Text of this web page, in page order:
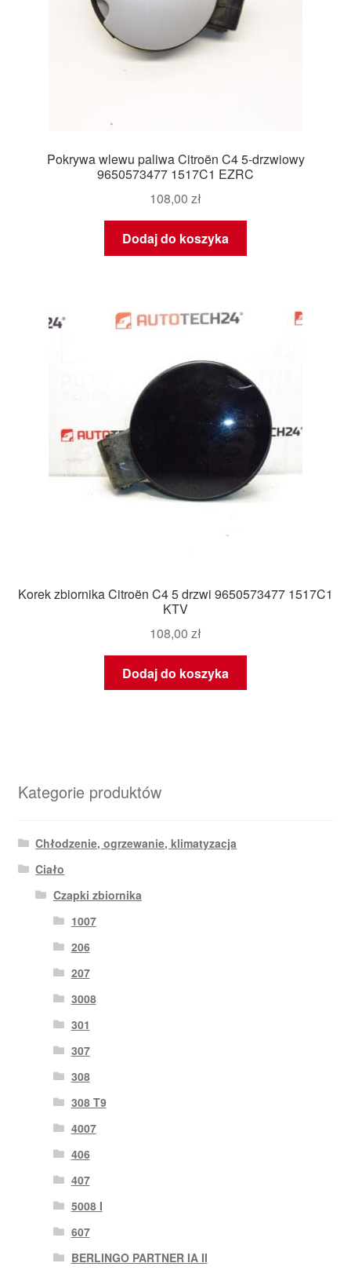
Pokrywa wlewu paliwa Citroën C4 5-drzwiowy
9650573477 1517C1 EZRC
108,00 zł
Dodaj do koszyka
Korek zbiornika Citroën C4 5 drzwi 9650573477 1517C1
KTV
108,00 zł
Dodaj do koszyka
Kategorie produktów
Chłodzenie, ogrzewanie, klimatyzacja
Ciało
Czapki zbiornika
1007
206
207
3008
301
307
308
308 T9
4007
406
407
5008 I
607
BERLINGO PARTNER IA II